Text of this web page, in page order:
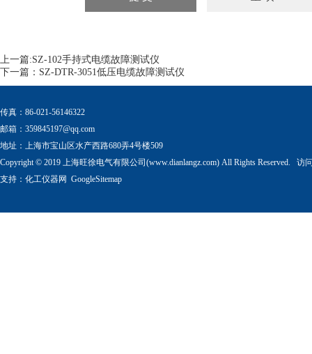
上一篇:SZ-102手持式电缆故障测试仪
下一篇： SZ-DTR-3051低压电缆故障测试仪
传真：86-021-56146322
邮箱： 359845197@qq.com
地址：上海市宝山区水产西路680弄4号楼509
Copyright © 2019 上海旺徐电气有限公司(www.dianlangz.com) All Rights Reserved. 访
支持： 化工仪器网 GoogleSitemap